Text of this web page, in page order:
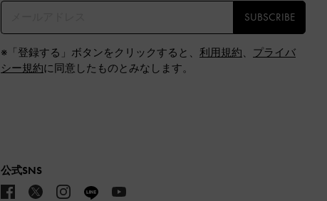
SUBSCRIBE
※「登録する」ボタンをクリックすると、 利用規約、 プライバ
シー規約に同意したものとみなします。
公式SNS